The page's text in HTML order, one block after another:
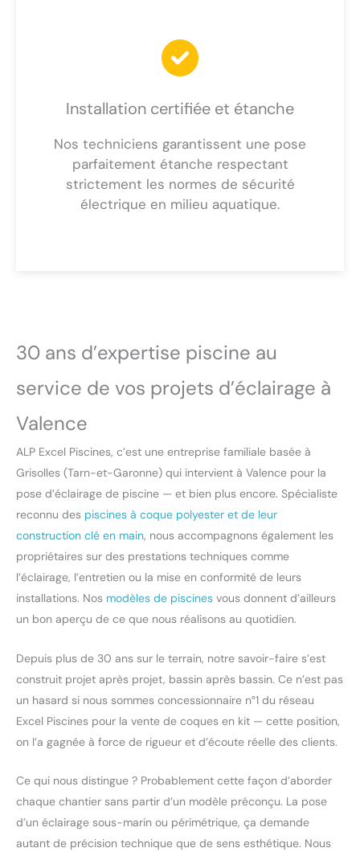
Installation certifiée et étanche
Nos techniciens garantissent une pose
parfaitement étanche respectant
strictement les normes de sécurité
électrique en milieu aquatique.
30 ans d’expertise piscine au
service de vos projets d’éclairage à
Valence
ALP Excel Piscines, c’est une entreprise familiale basée à
Grisolles (Tarn-et-Garonne) qui intervient à Valence pour la
pose d’éclairage de piscine — et bien plus encore. Spécialiste
reconnu des piscines à coque polyester et de leur
construction clé en main, nous accompagnons également les
propriétaires sur des prestations techniques comme
l’éclairage, l’entretien ou la mise en conformité de leurs
installations. Nos modèles de piscines vous donnent d’ailleurs
un bon aperçu de ce que nous réalisons au quotidien.
Depuis plus de 30 ans sur le terrain, notre savoir-faire s’est
construit projet après projet, bassin après bassin. Ce n’est pas
un hasard si nous sommes concessionnaire n°1 du réseau
Excel Piscines pour la vente de coques en kit — cette position,
on l’a gagnée à force de rigueur et d’écoute réelle des clients.
Ce qui nous distingue ? Probablement cette façon d’aborder
chaque chantier sans partir d’un modèle préconçu. La pose
d’un éclairage sous-marin ou périmétrique, ça demande
autant de précision technique que de sens esthétique. Nous